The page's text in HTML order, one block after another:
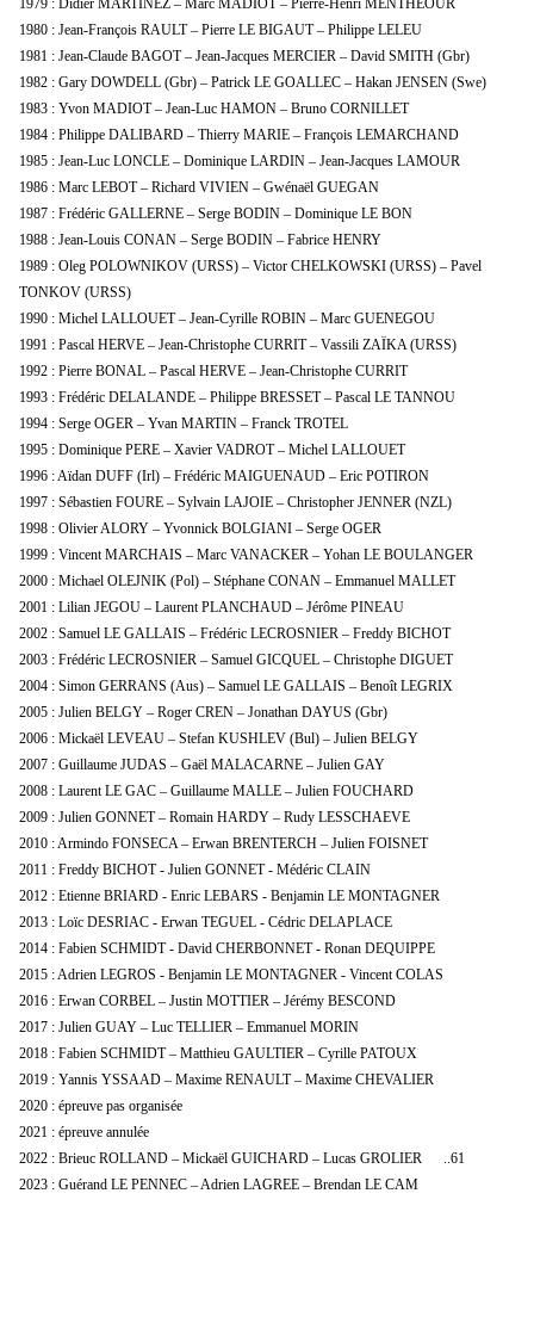
1979 : Didier MARTINEZ – Marc MADIOT – Pierre-Henri MENTHEOUR
1980 : Jean-François RAULT – Pierre LE BIGAUT – Philippe LELEU
1981 : Jean-Claude BAGOT – Jean-Jacques MERCIER – David SMITH (Gbr)
1982 : Gary DOWDELL (Gbr) – Patrick LE GOALLEC – Hakan JENSEN (Swe)
1983 : Yvon MADIOT – Jean-Luc HAMON – Bruno CORNILLET
1984 : Philippe DALIBARD – Thierry MARIE – François LEMARCHAND
1985 : Jean-Luc LONCLE – Dominique LARDIN – Jean-Jacques LAMOUR
1986 : Marc LEBOT – Richard VIVIEN – Gwénaël GUEGAN
1987 : Frédéric GALLERNE – Serge BODIN – Dominique LE BON
1988 : Jean-Louis CONAN – Serge BODIN – Fabrice HENRY
1989 : Oleg POLOWNIKOV (URSS) – Victor CHELKOWSKI (URSS) – Pavel
TONKOV (URSS)
1990 : Michel LALLOUET – Jean-Cyrille ROBIN – Marc GUENEGOU
1991 : Pascal HERVE – Jean-Christophe CURRIT – Vassili ZAÏKA (URSS)
1992 : Pierre BONAL – Pascal HERVE – Jean-Christophe CURRIT
1993 : Frédéric DELALANDE – Philippe BRESSET – Pascal LE TANNOU
1994 : Serge OGER – Yvan MARTIN – Franck TROTEL
1995 : Dominique PERE – Xavier VADROT – Michel LALLOUET
1996 : Aïdan DUFF (Irl) – Frédéric MAIGUENAUD – Eric POTIRON
1997 : Sébastien FOURE – Sylvain LAJOIE – Christopher JENNER (NZL)
1998 : Olivier ALORY – Yvonnick BOLGIANI – Serge OGER
1999 : Vincent MARCHAIS – Marc VANACKER – Yohan LE BOULANGER
2000 : Michael OLEJNIK (Pol) – Stéphane CONAN – Emmanuel MALLET
2001 : Lilian JEGOU – Laurent PLANCHAUD – Jérôme PINEAU
2002 : Samuel LE GALLAIS – Frédéric LECROSNIER – Freddy BICHOT
2003 : Frédéric LECROSNIER – Samuel GICQUEL – Christophe DIGUET
2004 : Simon GERRANS (Aus) – Samuel LE GALLAIS – Benoît LEGRIX
2005 : Julien BELGY – Roger CREN – Jonathan DAYUS (Gbr)
2006 : Mickaël LEVEAU – Stefan KUSHLEV (Bul) – Julien BELGY
2007 : Guillaume JUDAS – Gaël MALACARNE – Julien GAY
2008 : Laurent LE GAC – Guillaume MALLE – Julien FOUCHARD
2009 : Julien GONNET – Romain HARDY – Rudy LESSCHAEVE
2010 : Armindo FONSECA – Erwan BRENTERCH – Julien FOISNET
2011 : Freddy BICHOT - Julien GONNET - Médéric CLAIN
2012 : Etienne BRIARD - Enric LEBARS - Benjamin LE MONTAGNER
2013 : Loïc DESRIAC - Erwan TEGUEL - Cédric DELAPLACE
2014 : Fabien SCHMIDT - David CHERBONNET - Ronan DEQUIPPE
2015 : Adrien LEGROS - Benjamin LE MONTAGNER - Vincent COLAS
2016 : Erwan CORBEL – Justin MOTTIER – Jérémy BESCOND
2017 : Julien GUAY – Luc TELLIER – Emmanuel MORIN
2018 : Fabien SCHMIDT – Matthieu GAULTIER – Cyrille PATOUX
2019 : Yannis YSSAAD – Maxime RENAULT – Maxime CHEVALIER
2020 : épreuve pas organisée
2021 : épreuve annulée
2022 : Brieuc ROLLAND – Mickaël GUICHARD – Lucas GROLIER ..61
2023 : Guérand LE PENNEC – Adrien LAGREE – Brendan LE CAM